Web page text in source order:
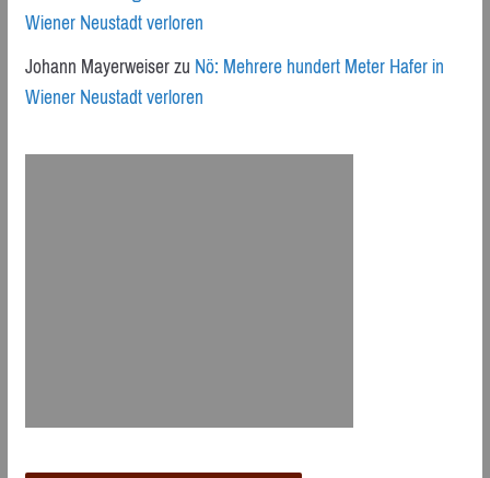
Wiener Neustadt verloren
Johann MayerweiserzuNö: Mehrere hundert Meter Hafer in
Wiener Neustadt verloren